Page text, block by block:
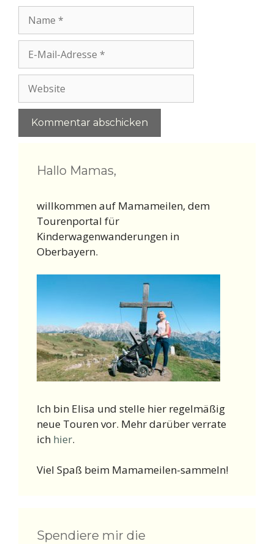
Mail-
Adresse
Hallo Mamas,
willkommen auf Mamameilen, dem
Tourenportal für
Kinderwagenwanderungen in
Oberbayern.
Ich bin Elisa und stelle hier regelmäßig
neue Touren vor. Mehr darüber verrate
ich hier.
Viel Spaß beim Mamameilen-sammeln!
Spendiere mir die